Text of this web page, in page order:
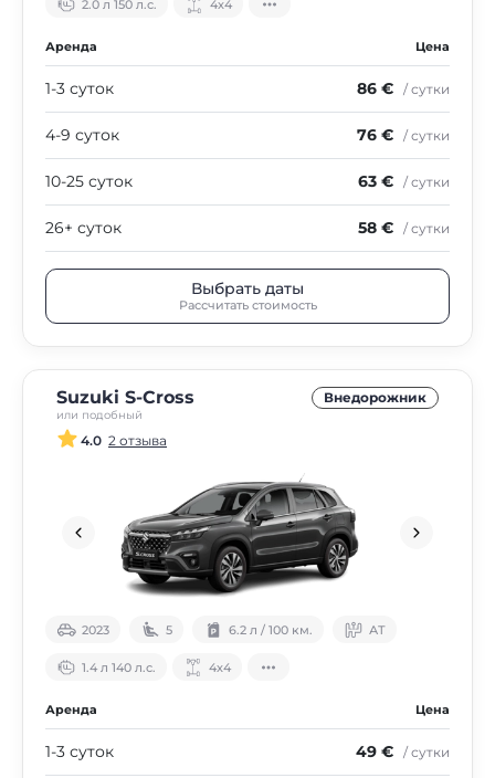
2.0 л 150 л.с. 4х4
Аренда Цена
1-3 суток 86 € / сутки
4-9 суток 76 € / сутки
10-25 суток 63 € / сутки
26+ суток 58 € / сутки
Выбрать даты
Рассчитать стоимость
Suzuki S-Cross
или подобный
Внедорожник
4.0 2 отзыва
2023 5 6.2 л / 100 км. АТ
1.4 л 140 л.с. 4х4
Аренда Цена
1-3 суток 49 € / сутки